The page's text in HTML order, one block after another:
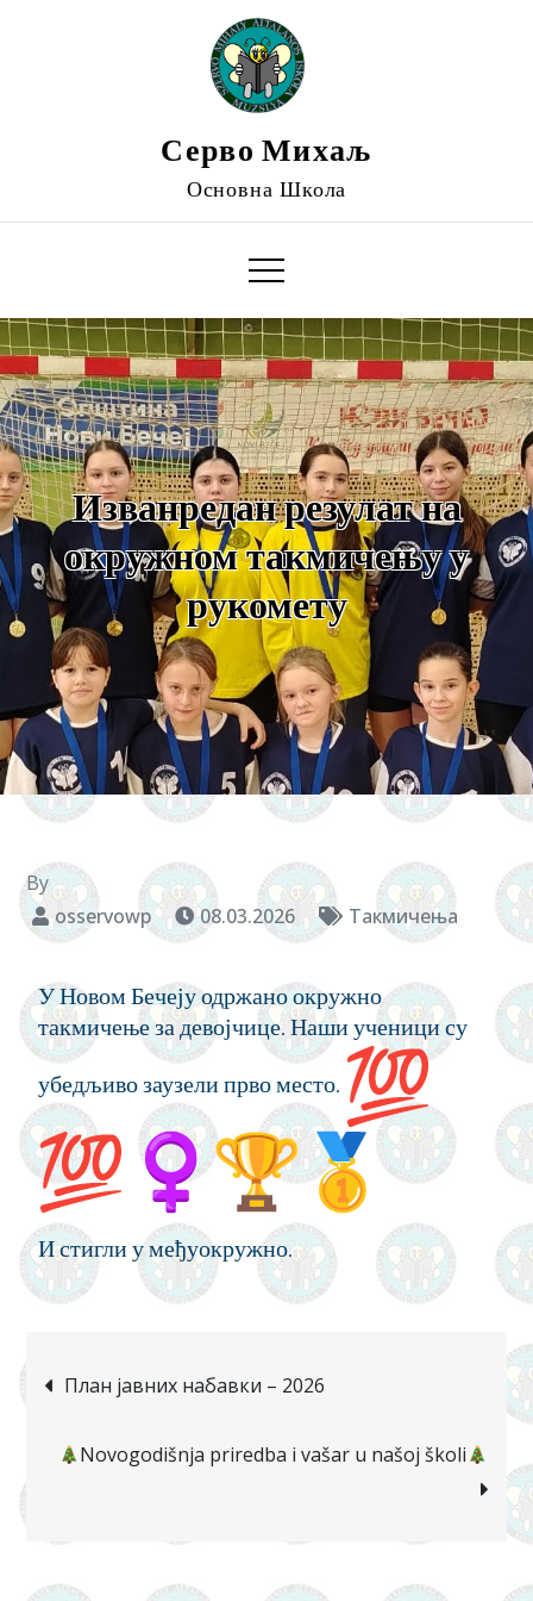
Серво Михаљ
Основна Школа
Изванредан резулат на
окружном такмичењу у
рукомету
By
osservowp
08.03.2026 Такмичења
У Новом Бечеју одржано окружно
такмичење за девојчице. Наши ученици су
убедљиво заузели прво место.
И стигли у међуокружно.
План јавних набавки – 2026
Novogodišnja priredba i vašar u našoj školi